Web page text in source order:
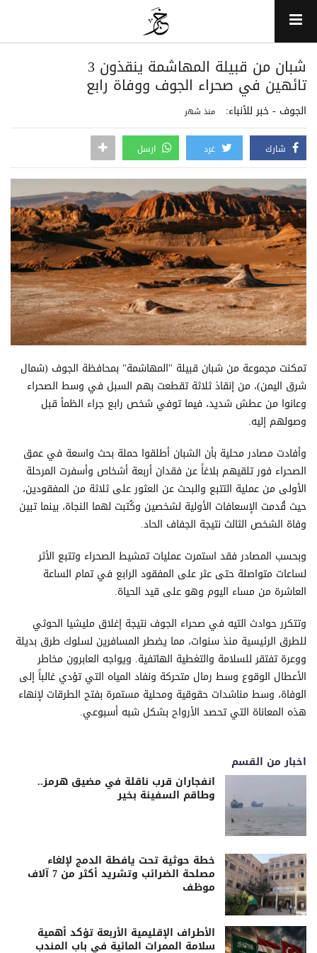
شبان من قبيلة المهاشمة ينقذون 3
تائهين في صحراء الجوف ووفاة رابع
الجوف - خبر للأنباء: منذ شهر
شارك غرد ارسل
تمكنت مجموعة من شبان قبيلة "المهاشمة" بمحافظة الجوف (شمال
شرق اليمن)، من إنقاذ ثلاثة تقطعت بهم السبل في وسط الصحراء
وعانوا من عطش شديد، فيما توفي شخص رابع جراء الظمأ قبل
وصولهم إليه.
وأفادت مصادر محلية بأن الشبان أطلقوا حملة بحث واسعة في عمق
الصحراء فور تلقيهم بلاغاً عن فقدان أربعة أشخاص وأسفرت المرحلة
الأولى من عملية التتبع والبحث عن العثور على ثلاثة من المفقودين،
حيث قُدمت الإسعافات الأولية لشخصين وكُتبت لهما النجاة، بينما تبين
وفاة الشخص الثالث نتيجة الجفاف الحاد.
وبحسب المصادر فقد استمرت عمليات تمشيط الصحراء وتتبع الأثر
لساعات متواصلة حتى عثر على المفقود الرابع في تمام الساعة
العاشرة من مساء اليوم وهو على قيد الحياة.
وتتكرر حوادث التيه في صحراء الجوف نتيجة إغلاق مليشيا الحوثي
للطرق الرئيسية منذ سنوات، مما يضطر المسافرين لسلوك طرق بديلة
ووعرة تفتقر للسلامة والتغطية الهاتفية. ويواجه العابرون مخاطر
الأعطال الوقوع وسط رمال متحركة ونفاد المياه التي تؤدي غالباً إلى
الوفاة، وسط مناشدات حقوقية ومحلية مستمرة بفتح الطرقات لإنهاء
هذه المعاناة التي تحصد الأرواح بشكل شبه أسبوعي.
اخبار من القسم
انفجاران قرب ناقلة في مضيق هرمز..
وطاقم السفينة بخير
خطة حوثية تحت يافطة الدمج لإلغاء
مصلحة الضرائب وتشريد أكثر من 7 آلاف
موظف
الأطراف الإقليمية الأربعة تؤكد أهمية
سلامة الممرات المائية في باب المندب